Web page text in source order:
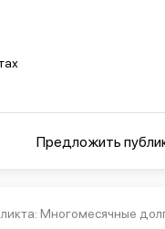
Предложить
Многомесячные